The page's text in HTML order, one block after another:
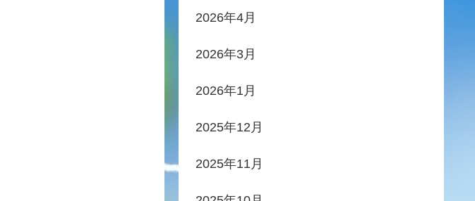
2026年4月
2026年3月
2026年1月
2025年12月
2025年11月